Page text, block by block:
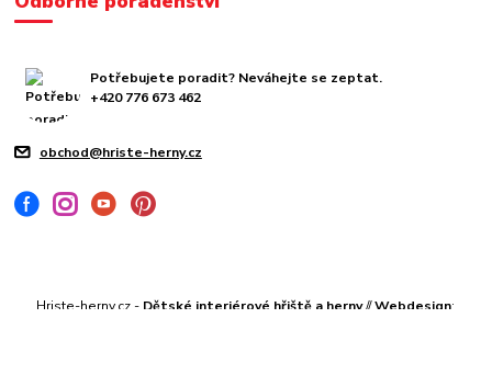
Potřebujete poradit? Neváhejte se zeptat.
+420 776 673 462
obchod@hriste-herny.cz
Hriste-herny.cz - Dětské interiérové hřiště a herny//Webdesign: